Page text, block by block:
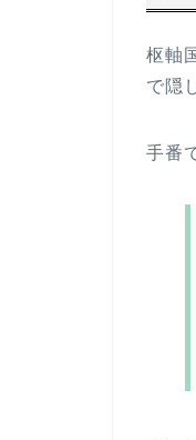
枢軸
で隠
手番